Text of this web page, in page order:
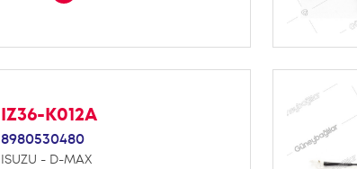
IZ36-K012A
8980530480
ISUZU - D-MAX